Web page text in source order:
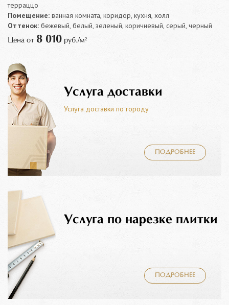
терраццо
Помещение: ванная комната, коридор, кухня, холл
Оттенок: бежевый, белый, зеленый, коричневый, серый, черный
Цена от 8 010 руб./м²
Услуга доставки
Услуга доставки по городу
ПОДРОБНЕЕ
Услуга по нарезке плитки
ПОДРОБНЕЕ